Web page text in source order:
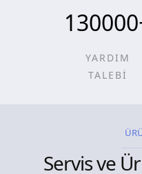
130000
YARDIM
TALEBİ
Servis ve